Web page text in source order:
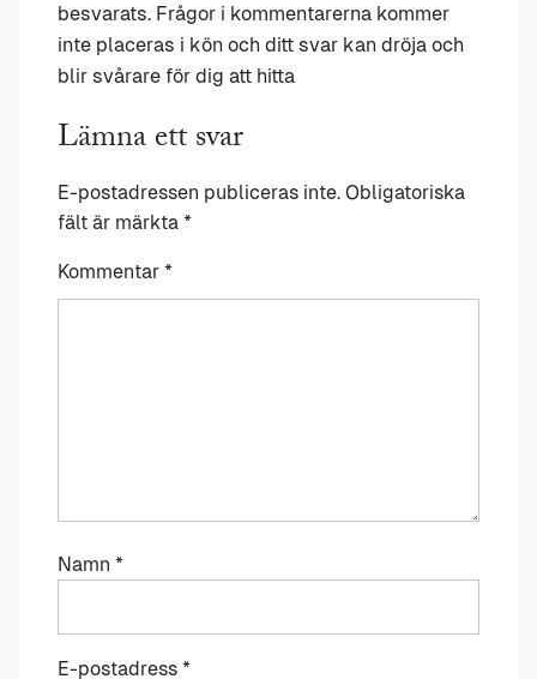
besvarats. Frågor i kommentarerna kommer
inte placeras i kön och ditt svar kan dröja och
blir svårare för dig att hitta
Lämna ett svar
E-postadressen publiceras inte. Obligatoriska
fält är märkta *
Kommentar *
Namn *
E-postadress *